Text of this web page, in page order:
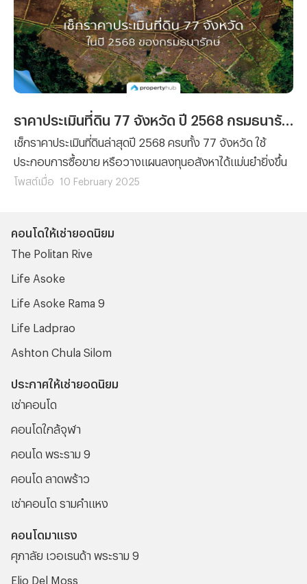
ราคาประเมินที่ดิน 77 จังหวัด ปี 2568 กรมธนารักษ์
เช็กราคาประเมินที่ดินล่าสุดปี 2568 ครบทั้ง 77 จังหวัด ใช้
ประกอบการซื้อขาย หรือวางแผนลงทุนอสังหาได้แม่นยำยิ่งขึ้น
โพสต์เมื่อ 10 February 2025
คอนโดให้เช่ายอดนิยม
The Politan Rive
Life Asoke
Life Asoke Rama 9
Life Ladprao
Ashton Chula Silom
ประกาศให้เช่ายอดนิยม
เช่าคอนโด
คอนโดใกล้จุฬา
คอนโด พระราม 9
คอนโด ลาดพร้าว
เช่าคอนโด รามคําแหง
คอนโดมาแรง
ศุภาลัย เวอเรนด้า พระราม 9
Elio Del Moss